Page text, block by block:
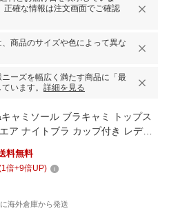
正確な情報は注文画面でご確認
商品のサイズや色によって異な
ーズを幅広く満たす商品に「最
います。 詳細を見る
ャミソール ブラキャミ トップス
ア ナイトブラ カップ付き レデイ
ガ キャミソール 魅せる背中 キャ
おしゃれ カップ付き ワンピー
インナー 肩ヴェーミア キャミソ
料無料
1倍+9倍UP)
海外倉庫から発送